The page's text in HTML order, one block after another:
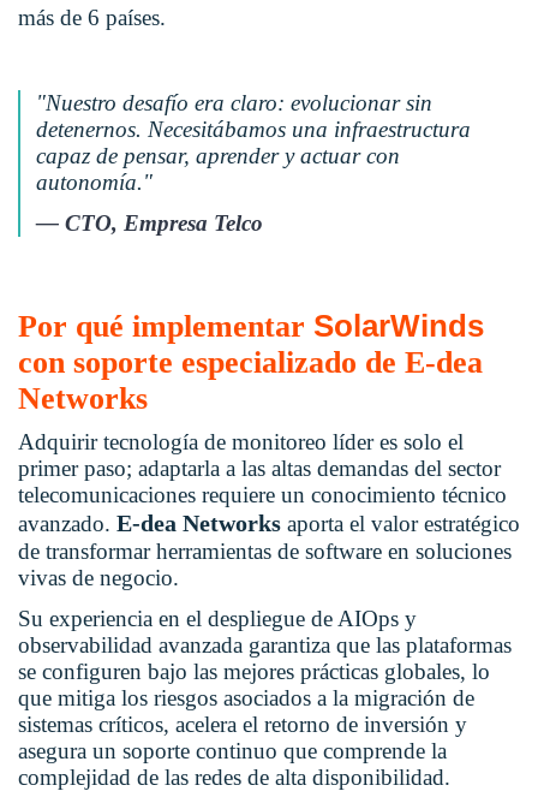
más de 6 países.
"Nuestro desafío era claro: evolucionar sin
detenernos. Necesitábamos una infraestructura
capaz de pensar, aprender y actuar con
autonomía."
— CTO, Empresa Telco
Por qué implementar SolarWinds
con soporte especializado de E-dea
Networks
Adquirir tecnología de monitoreo líder es solo el
primer paso; adaptarla a las altas demandas del sector
telecomunicaciones requiere un conocimiento técnico
avanzado. E-dea Networks aporta el valor estratégico
de transformar herramientas de software en soluciones
vivas de negocio.
Su experiencia en el despliegue de AIOps y
observabilidad avanzada garantiza que las plataformas
se configuren bajo las mejores prácticas globales, lo
que mitiga los riesgos asociados a la migración de
sistemas críticos, acelera el retorno de inversión y
asegura un soporte continuo que comprende la
complejidad de las redes de alta disponibilidad.